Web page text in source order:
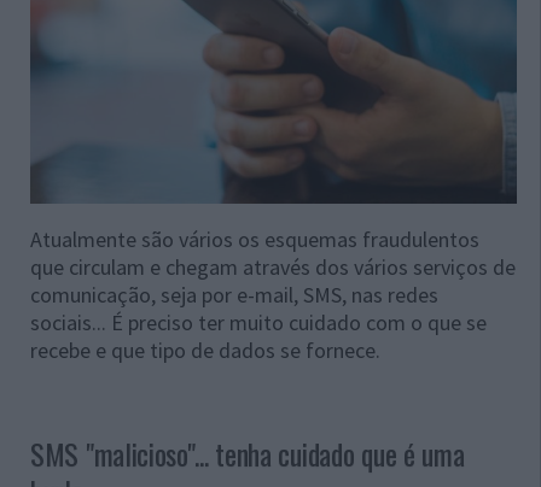
Atualmente são vários os esquemas fraudulentos
que circulam e chegam através dos vários serviços de
comunicação, seja por e-mail, SMS, nas redes
sociais... É preciso ter muito cuidado com o que se
recebe e que tipo de dados se fornece.
SMS "malicioso"... tenha cuidado que é uma